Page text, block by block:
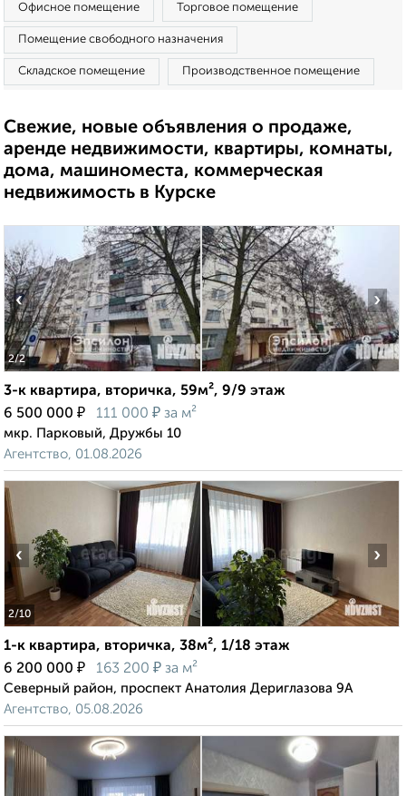
Офисное помещение Торговое помещение
Помещение свободного назначения
Складское помещение Производственное помещение
Свежие, новые объявления о продаже,
аренде недвижимости, квартиры, комнаты,
дома, машиноместа, коммерческая
недвижимость в Курске
2/2
‹ ›
3-к квартира, вторичка, 59м², 9/9 этаж
6 500 000 ₽ 111 000 ₽ за м²
мкр. Парковый, Дружбы 10
Агентство, 01.08.2026
2/10
‹ ›
1-к квартира, вторичка, 38м², 1/18 этаж
6 200 000 ₽ 163 200 ₽ за м²
Северный район, проспект Анатолия Дериглазова 9А
Агентство, 05.08.2026